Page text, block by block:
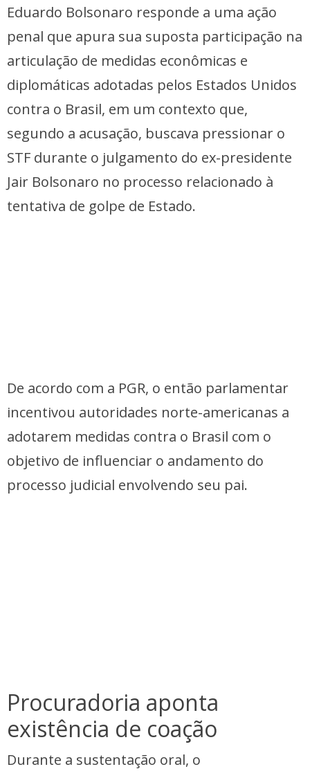
Eduardo Bolsonaro responde a uma ação
penal que apura sua suposta participação na
articulação de medidas econômicas e
diplomáticas adotadas pelos Estados Unidos
contra o Brasil, em um contexto que,
segundo a acusação, buscava pressionar o
STF durante o julgamento do ex-presidente
Jair Bolsonaro no processo relacionado à
tentativa de golpe de Estado.
De acordo com a PGR, o então parlamentar
incentivou autoridades norte-americanas a
adotarem medidas contra o Brasil com o
objetivo de influenciar o andamento do
processo judicial envolvendo seu pai.
Procuradoria aponta
existência de coação
Durante a sustentação oral, o